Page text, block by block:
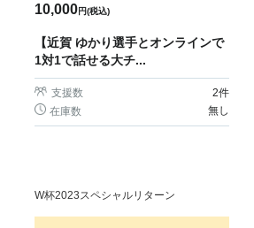
10,000円(税込)
【近賀 ゆかり選手とオンラインで
1対1で話せる大チ...
支援数 2件
在庫数
無し
W杯2023スペシャルリターン